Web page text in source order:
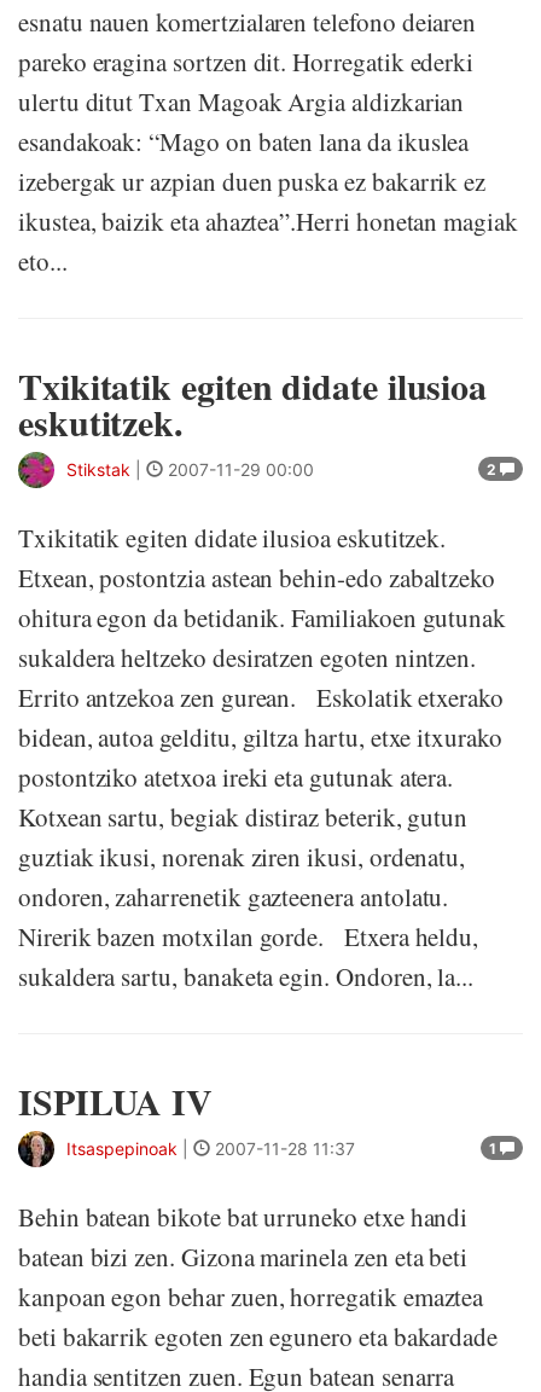
esnatu nauen komertzialaren telefono deiaren
pareko eragina sortzen dit. Horregatik ederki
ulertu ditut Txan Magoak Argia aldizkarian
esandakoak: “Mago on baten lana da ikuslea
izebergak ur azpian duen puska ez bakarrik ez
ikustea, baizik eta ahaztea”.Herri honetan magiak
eto...
Txikitatik egiten didate ilusioa
eskutitzek.
2
Stikstak 2007-11-29 00:00
Txikitatik egiten didate ilusioa eskutitzek.
Etxean, postontzia astean behin-edo zabaltzeko
ohitura egon da betidanik. Familiakoen gutunak
sukaldera heltzeko desiratzen egoten nintzen.
Errito antzekoa zen gurean. Eskolatik etxerako
bidean, autoa gelditu, giltza hartu, etxe itxurako
postontziko atetxoa ireki eta gutunak atera.
Kotxean sartu, begiak distiraz beterik, gutun
guztiak ikusi, norenak ziren ikusi, ordenatu,
ondoren, zaharrenetik gazteenera antolatu.
Nirerik bazen motxilan gorde. Etxera heldu,
sukaldera sartu, banaketa egin. Ondoren, la...
ISPILUA IV
1
Itsaspepinoak 2007-11-28 11:37
Behin batean bikote bat urruneko etxe handi
batean bizi zen. Gizona marinela zen eta beti
kanpoan egon behar zuen, horregatik emaztea
beti bakarrik egoten zen egunero eta bakardade
handia sentitzen zuen. Egun batean senarra